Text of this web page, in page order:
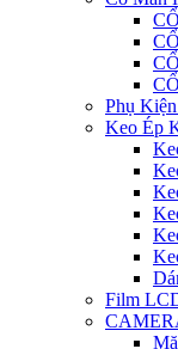
Phụ
Keo Ép
Film